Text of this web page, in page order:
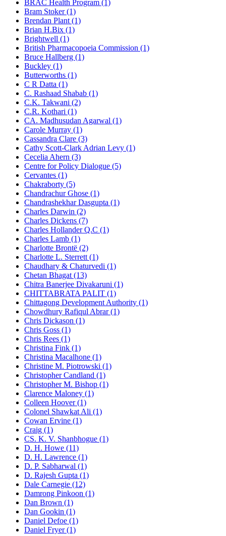
BRAC Health Program (1)
Bram Stoker (1)
Brendan Plant (1)
Brian H.Bix (1)
Brightwell (1)
British Pharmacopoeia Commission (1)
Bruce Hallberg (1)
Buckley (1)
Butterworths (1)
C R Datta (1)
C. Rashaad Shabab (1)
C.K. Takwani (2)
C.R. Kothari (1)
CA. Madhusudan Agarwal (1)
Carole Murray (1)
Cassandra Clare (3)
Cathy Scott-Clark Adrian Levy (1)
Cecelia Ahern (3)
Centre for Policy Dialogue (5)
Cervantes (1)
Chakraborty (5)
Chandrachur Ghose (1)
Chandrashekhar Dasgupta (1)
Charles Darwin (2)
Charles Dickens (7)
Charles Hollander Q.C (1)
Charles Lamb (1)
Charlotte Brontë (2)
Charlotte L. Sterrett (1)
Chaudhary & Chaturvedi (1)
Chetan Bhagat (13)
Chitra Banerjee Divakaruni (1)
CHITTABRATA PALIT (1)
Chittagong Development Authority (1)
Chowdhury Rafiqul Abrar (1)
Chris Dickason (1)
Chris Goss (1)
Chris Rees (1)
Christina Fink (1)
Christina Macalhone (1)
Christine M. Piotrowski (1)
Christopher Candland (1)
Christopher M. Bishop (1)
Clarence Maloney (1)
Colleen Hoover (1)
Colonel Shawkat Ali (1)
Cowan Ervine (1)
Craig (1)
CS. K. V. Shanbhogue (1)
D. H. Howe (11)
D. H. Lawrence (1)
D. P. Sabharwal (1)
D. Rajesh Gupta (1)
Dale Carnegie (12)
Damrong Pinkoon (1)
Dan Brown (1)
Dan Gookin (1)
Daniel Defoe (1)
Daniel Fryer (1)